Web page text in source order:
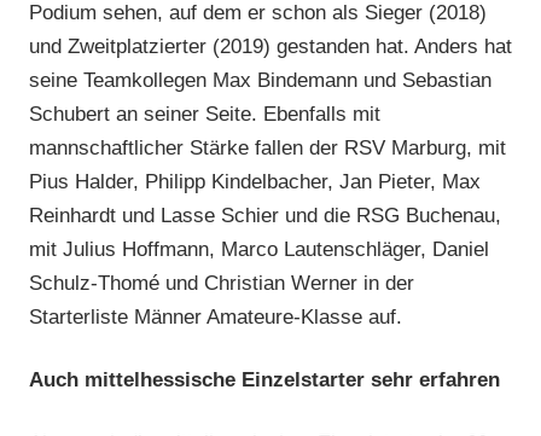
Podium sehen, auf dem er schon als Sieger (2018)
und Zweitplatzierter (2019) gestanden hat. Anders hat
seine Teamkollegen Max Bindemann und Sebastian
Schubert an seiner Seite. Ebenfalls mit
mannschaftlicher Stärke fallen der RSV Marburg, mit
Pius Halder, Philipp Kindelbacher, Jan Pieter, Max
Reinhardt und Lasse Schier und die RSG Buchenau,
mit Julius Hoffmann, Marco Lautenschläger, Daniel
Schulz-Thomé und Christian Werner in der
Starterliste Männer Amateure-Klasse auf.
Auch mittelhessische Einzelstarter sehr erfahren